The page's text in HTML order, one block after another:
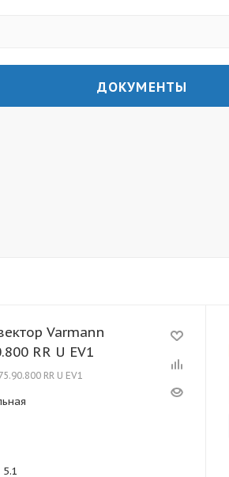
ДОКУМЕНТЫ
Varmann
RR U EV1
RR U EV1
5.1